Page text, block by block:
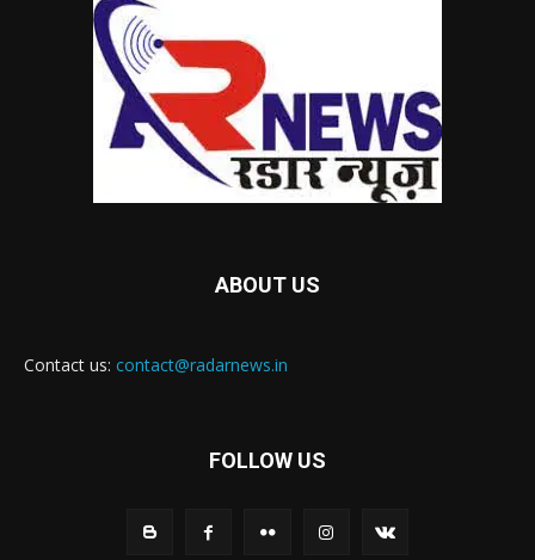
ABOUT US
Contact us: contact@radarnews.in
FOLLOW US